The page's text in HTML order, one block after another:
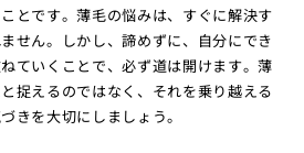
とです。薄毛の悩みは、すぐに解決す
せん。しかし、諦めずに、自分にでき
ていくことで、必ず道は開けます。薄
捉えるのではなく、それを乗り越える
きを大切にしましょう。